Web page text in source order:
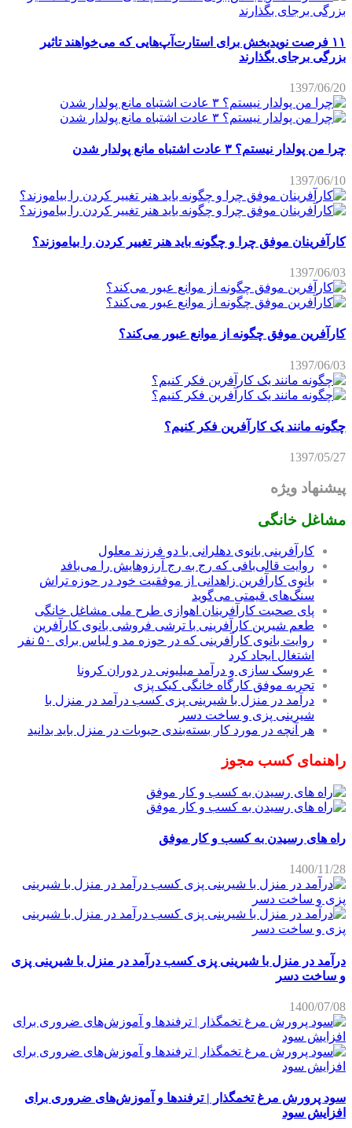
۱۱ فرصت نویدبخش برای استارت‌آپ‌هایی که می‌خواهند تاثیر
بزرگی برجای بگذارند
1397/06/20
چرا من پولدار نیستم؟ ۳ عادت اشتباه مانع پولدار شدن
1397/06/10
کارآفرینان موفق چرا و چگونه باید هنر تغییر کردن را بیاموزند؟
1397/06/03
کارآفرین موفق چگونه از موانع عبور می‌کند؟
1397/06/03
چگونه مانند یک کارآفرین فکر کنیم؟
1397/05/27
پیشنهاد ویژه
مشاغل خانگی
کارآفرینی بانوی دهلرانی با دو فرزند معلول
روایت قالی‌بافی که رج به رج آرزوهایش را می‌بافد
بانوی کارآفرین زاهدانی از موفقیت خود در حوزه تراش
سنگ‌های قیمتی می‌گوید
پای صحبت کارآفرینان اهوازی طرح ملی مشاغل خانگی
طعم شیرین کارآفرینی با ترشی فروشی بانوی کارآفرین
روایت بانوی کارآفرینی که در حوزه مد و لباس برای ۵۰ نفر
اشتغال ایجاد کرد
عروسک سازی و درآمد میلیونی در دوران کرونا
تجربه موفق کارگاه خانگی کیک پزی
درآمد در منزل با شیرینی پزی کسب درآمد در منزل با
شیرینی پزی و ساخت دسر
هر آنچه در مورد کار بسته‌بندی حبوبات در منزل باید بدانید
راهنمای کسب مجوز
راه های رسیدن به کسب و کار موفق
1400/11/28
درآمد در منزل با شیرینی پزی کسب درآمد در منزل با شیرینی پزی
و ساخت دسر
1400/07/08
سود پرورش مرغ تخمگذار | ترفندها و آموزش‌های ضروری برای
افزایش سود